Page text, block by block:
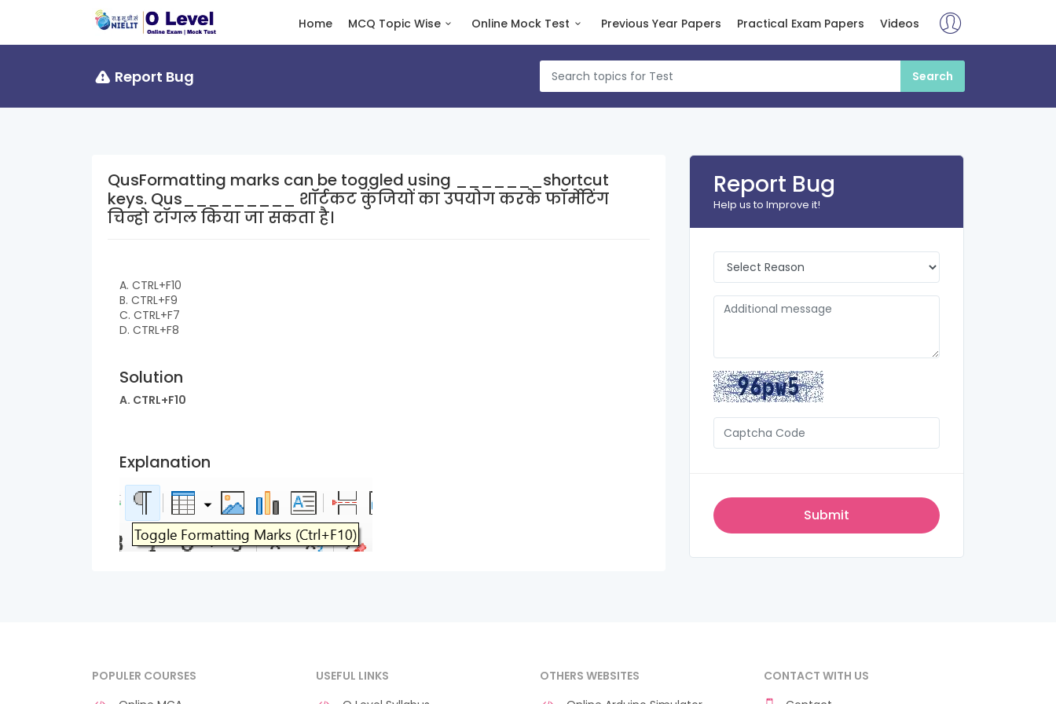
Home MCQ Topic Wise Online Mock Test Previous Year Papers Practical Exam Papers Videos
Report Bug
QusFormatting marks can be toggled using _______shortcut
keys. Qus_________ शॉर्टकट कुंजियों का उपयोग करके फॉर्मेटिंग
चिन्हो टॉगल किया जा सकता है।
A. CTRL+F10
B. CTRL+F9
C. CTRL+F7
D. CTRL+F8
Solution
A. CTRL+F10
Explanation
Report Bug
Help us to Improve it!
POPULER COURSES
USEFUL LINKS
OTHERS WEBSITES
CONTACT WITH US